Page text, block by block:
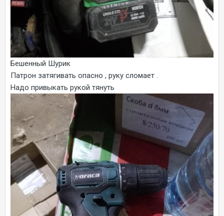
Бешенный Шурик
Патрон затягивать опасно , руку сломает .
Надо привыкать рукой тянуть